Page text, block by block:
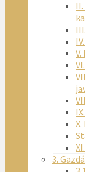
3.